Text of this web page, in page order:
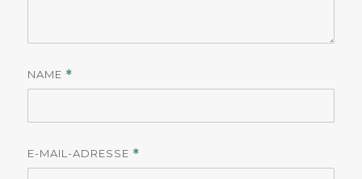
NAME *
E-MAIL-ADRESSE *